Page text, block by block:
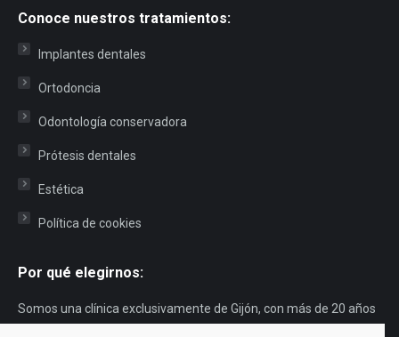
Conoce nuestros tratamientos:
Implantes dentales
Ortodoncia
Odontología conservadora
Prótesis dentales
Estética
Política de cookies
Por qué elegirnos:
Somos una clínica exclusivamente de Gijón, con más de 20 años